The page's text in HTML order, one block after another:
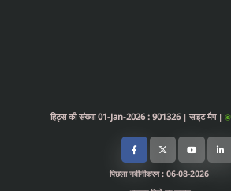
हिट्स की संख्या 01-Jan-2026 : 901326 | साइट मैप |
पिछला नवीनीकरण : 06-08-2026